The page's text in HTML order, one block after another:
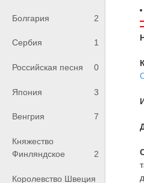
Болгария 2
Сербия 1
Российская песня 0
Япония 3
Венгрия 7
Княжество
Финляндское
2
Королевство Швеция